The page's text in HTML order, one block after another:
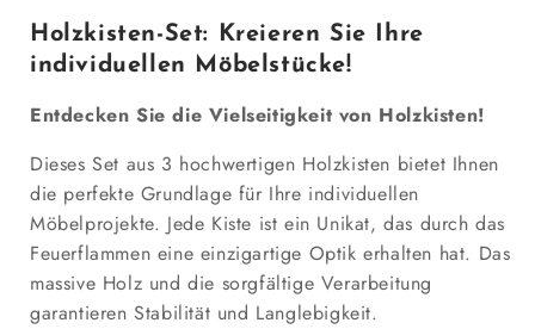
Holzkisten-Set: Kreieren Sie Ihre
individuellen Möbelstücke!
Entdecken Sie die Vielseitigkeit von Holzkisten!
Dieses Set aus 3 hochwertigen Holzkisten bietet Ihnen
die perfekte Grundlage für Ihre individuellen
Möbelprojekte. Jede Kiste ist ein Unikat, das durch das
Feuerflammen eine einzigartige Optik erhalten hat. Das
massive Holz und die sorgfältige Verarbeitung
garantieren Stabilität und Langlebigkeit.